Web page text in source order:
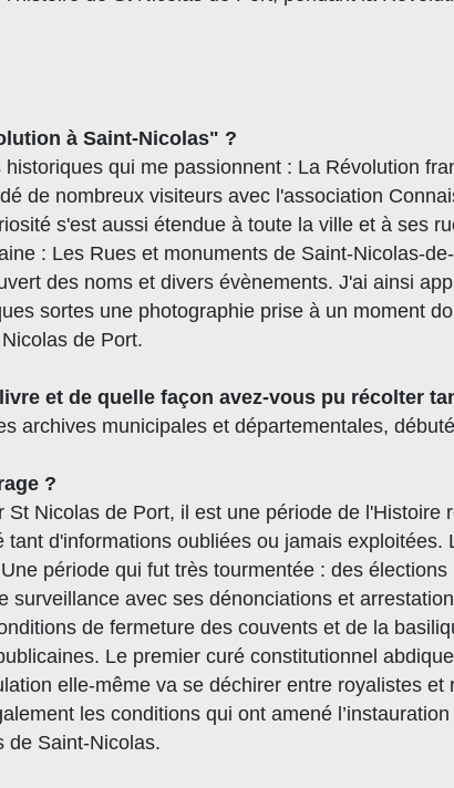
à Saint-Nicolas" ?
qui me passionnent : La Révolution
de nombreux visiteurs avec l'association
s'est aussi étendue à toute la ville et à ses
: Les Rues et monuments de Saint-Nicolas-
des noms et divers évènements. J'ai ainsi
sortes une photographie prise à un moment
de Port.
et de quelle façon avez-vous pu récolter
archives municipales et départementales,
?
Nicolas de Port, il est une période de l'Histoire
d'informations oubliées ou jamais exploitées.
période qui fut très tourmentée : des
surveillance avec ses dénonciations et
de fermeture des couvents et de la
Le premier curé constitutionnel
elle-même va se déchirer entre royalistes
les conditions qui ont amené
de Saint-Nicolas.